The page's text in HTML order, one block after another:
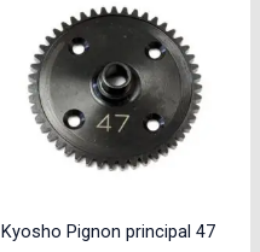
Kyosho Pignon principal 47